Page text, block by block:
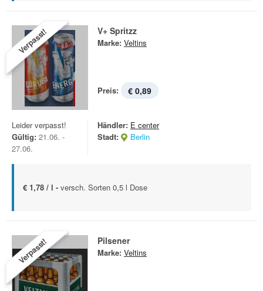
Verpasst! V+ Spritzz
Marke: Veltins
Preis: € 0,89
Leider verpasst!
Gültig: 21.06. -
27.06.
Händler: E center
Stadt:
Berlin
€ 1,78 / l - versch. Sorten 0,5 l Dose
Verpasst! Pilsener
Marke: Veltins